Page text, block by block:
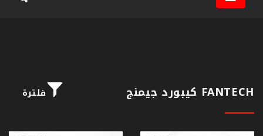
FANTECH كيبورد جيمنج فلترة
جيمنج
جيمنج